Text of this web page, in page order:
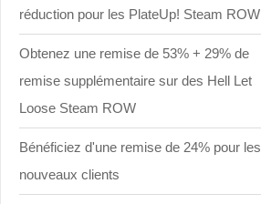
réduction pour les PlateUp! Steam ROW
Obtenez une remise de 53% + 29% de
remise supplémentaire sur des Hell Let
Loose Steam ROW
Bénéficiez d'une remise de 24% pour les
nouveaux clients